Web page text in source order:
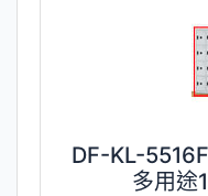
DF-KL-
多用途